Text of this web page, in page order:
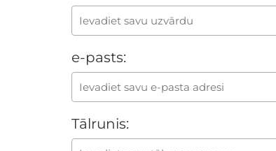
e-pasts:
Tālrunis: